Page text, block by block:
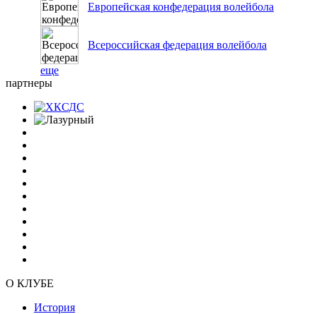
Европейская конфедерация волейбола
Всероссийская федерация волейбола
еще
партнеры
О КЛУБЕ
История